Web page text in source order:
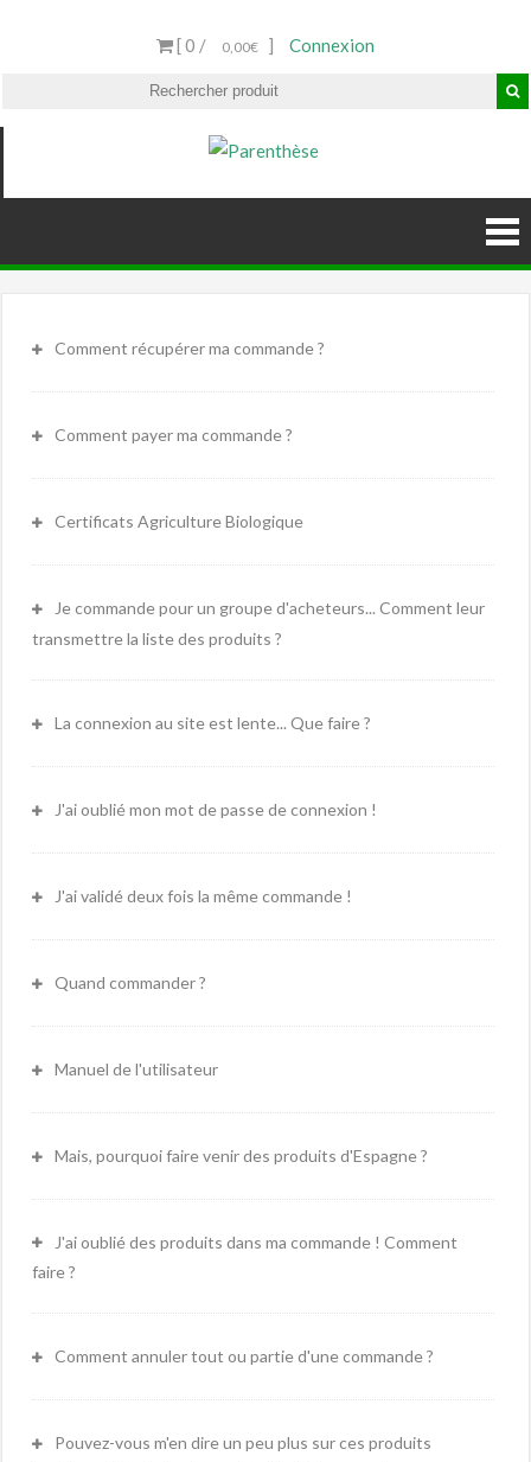
[ 0 / 0,00€ ] Connexion
Comment récupérer ma commande ?
Comment payer ma commande ?
Certificats Agriculture Biologique
Je commande pour un groupe d'acheteurs... Comment leur
transmettre la liste des produits ?
La connexion au site est lente... Que faire ?
J'ai oublié mon mot de passe de connexion !
J'ai validé deux fois la même commande !
Quand commander ?
Manuel de l'utilisateur
Mais, pourquoi faire venir des produits d'Espagne ?
J'ai oublié des produits dans ma commande ! Comment
faire ?
Comment annuler tout ou partie d'une commande ?
Pouvez-vous m'en dire un peu plus sur ces produits